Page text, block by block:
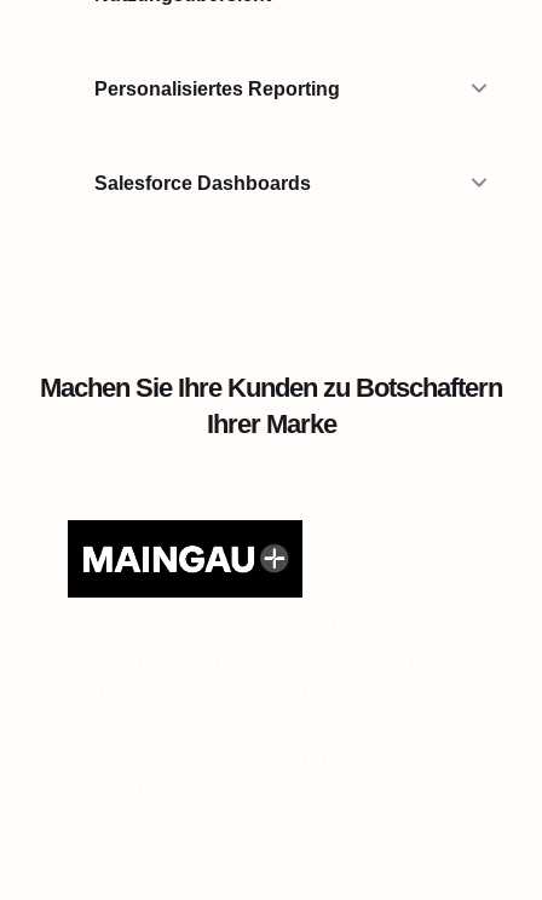
Personalisiertes Reporting
Salesforce Dashboards
Machen Sie Ihre Kunden zu Botschaftern
Ihrer Marke